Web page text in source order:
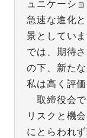
ュニケーシ
急速な進化
景としてい
では、期待
の下、新た
私は高く評価
取締役会で
リスクと機
にとらわれ